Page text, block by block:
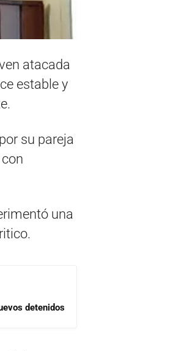
atacada
estable y
su pareja
una
detenidos